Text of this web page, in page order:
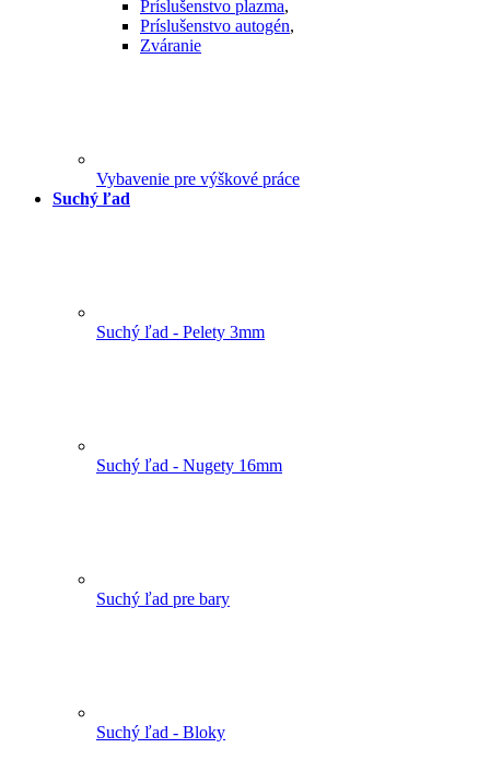
Príslušenstvo plazma,
Príslušenstvo autogén,
Zváranie
Vybavenie pre výškové práce
Suchý ľad
Suchý ľad - Pelety 3mm
Suchý ľad - Nugety 16mm
Suchý ľad pre bary
Suchý ľad - Bloky